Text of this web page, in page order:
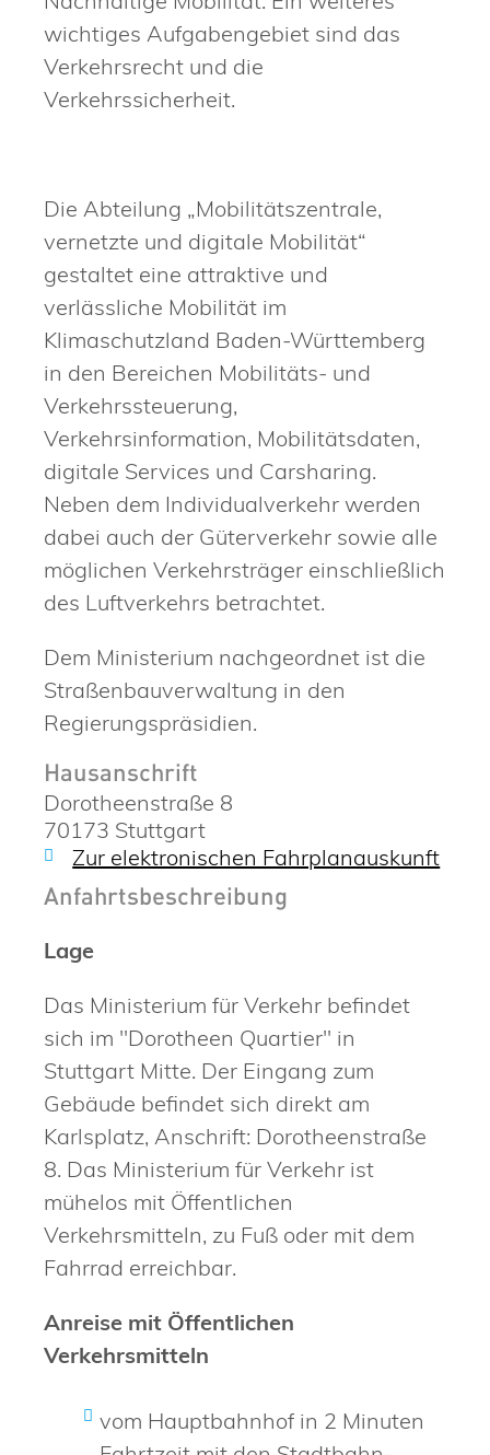
wichtiges Aufgabengebiet sind das
Verkehrsrecht und die
Verkehrssicherheit.
Die Abteilung „Mobilitätszentrale,
vernetzte und digitale Mobilität“
gestaltet eine attraktive und
verlässliche Mobilität im
Klimaschutzland Baden-Württemberg
in den Bereichen Mobilitäts- und
Verkehrssteuerung,
Verkehrsinformation, Mobilitätsdaten,
digitale Services und Carsharing.
Neben dem Individualverkehr werden
dabei auch der Güterverkehr sowie alle
möglichen Verkehrsträger einschließlich
des Luftverkehrs betrachtet.
Dem Ministerium nachgeordnet ist die
Straßenbauverwaltung in den
Regierungspräsidien.
Hausanschrift
Dorotheenstraße 8
70173 Stuttgart
Zur elektronischen Fahrplanauskunft
Anfahrtsbeschreibung
Lage
Das Ministerium für Verkehr befindet
sich im "Dorotheen Quartier" in
Stuttgart Mitte. Der Eingang zum
Gebäude befindet sich direkt am
Karlsplatz, Anschrift: Dorotheenstraße
8. Das Ministerium für Verkehr ist
mühelos mit Öffentlichen
Verkehrsmitteln, zu Fuß oder mit dem
Fahrrad erreichbar.
Anreise mit Öffentlichen
Verkehrsmitteln
vom Hauptbahnhof in 2 Minuten